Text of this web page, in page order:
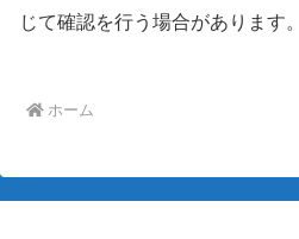
じて確認を行う場合があります。
ホーム